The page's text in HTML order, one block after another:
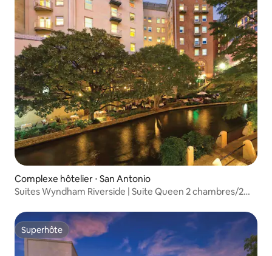
Complexe hôtelier ⋅ San Antonio
Suites Wyndham Riverside | Suite Queen 2 chambres/2
Superhôte
Superhôte